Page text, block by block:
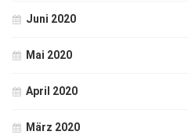
Juni 2020
Mai 2020
April 2020
März 2020